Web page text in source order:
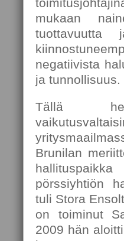
mukaan
tuottavuutta
negatiivista
ja tunnollisuus.
Tällä
Brunilan
pörssiyhtiön
tuli Stora
on toiminut
2009 hän